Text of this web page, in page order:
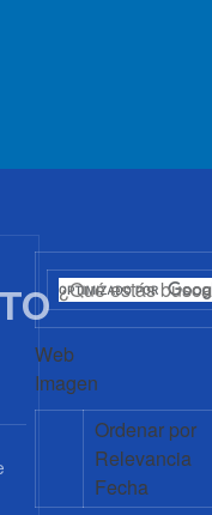
Web
Imagen
Ordenar por
Relevancia
Fecha